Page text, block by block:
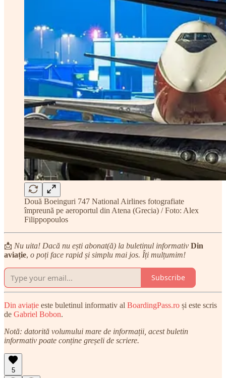
Două Boeinguri 747 National Airlines fotografiate
împreună pe aeroportul din Atena (Grecia) / Foto: Alex
Filippopoulos
📩 Nu uita! Dacă nu ești abonat(ă) la buletinul informativ Din
aviație, o poți face rapid și simplu mai jos. Îți mulțumim!
Subscribe
Din aviație este buletinul informativ al BoardingPass.ro și este scris
de Gabriel Bobon.
Notă: datorită volumului mare de informații, acest buletin
informativ poate conține greșeli de scriere.
5